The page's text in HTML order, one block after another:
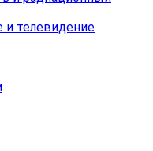
и телевидение